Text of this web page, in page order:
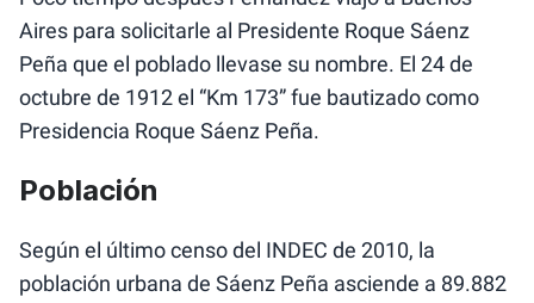
Aires para solicitarle al Presidente Roque Sáenz
Peña que el poblado llevase su nombre. El 24 de
octubre de 1912 el “Km 173” fue bautizado como
Presidencia Roque Sáenz Peña.
Población
Según el último censo del INDEC de 2010, la
población urbana de Sáenz Peña asciende a 89.882